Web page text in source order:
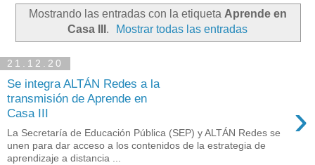
Mostrando las entradas con la etiqueta Aprende en
Casa III . Mostrar todas las entradas
21.12.20
Se integra ALTÁN Redes a la
transmisión de Aprende en
Casa III
›
La Secretaría de Educación Pública (SEP) y ALTÁN Redes se
unen para dar acceso a los contenidos de la estrategia de
aprendizaje a distancia ...